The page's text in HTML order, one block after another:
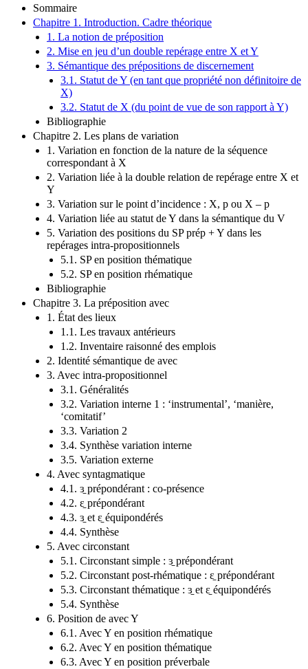
Sommaire
Chapitre 1. Introduction. Cadre théorique
1. La notion de préposition
2. Mise en jeu d’un double repérage entre X et Y
3. Sémantique des prépositions de discernement
3.1. Statut de Y (en tant que propriété non définitoire de
X)
3.2. Statut de X (du point de vue de son rapport à Y)
Bibliographie
Chapitre 2. Les plans de variation
1. Variation en fonction de la nature de la séquence
correspondant à X
2. Variation liée à la double relation de repérage entre X et
Y
3. Variation sur le point d’incidence : X, p ou X – p
4. Variation liée au statut de Y dans la sémantique du V
5. Variation des positions du SP prép + Y dans les
repérages intra-propositionnels
5.1. SP en position thématique
5.2. SP en position rhématique
Bibliographie
Chapitre 3. La préposition avec
1. État des lieux
1.1. Les travaux antérieurs
1.2. Inventaire raisonné des emplois
2. Identité sémantique de avec
3. Avec intra-propositionnel
3.1. Généralités
3.2. Variation interne 1 : ‘instrumental’, ‘manière,
‘comitatif’
3.3. Variation 2
3.4. Synthèse variation interne
3.5. Variation externe
4. Avec syntagmatique
4.1. ɜ̱ prépondérant : co-présence
4.2. ɛ̱ prépondérant
4.3. ɜ̱ et ɛ̱ équipondérés
4.4. Synthèse
5. Avec circonstant
5.1. Circonstant simple : ɜ̱ prépondérant
5.2. Circonstant post-rhématique : ɛ̱ prépondérant
5.3. Circonstant thématique : ɜ̱ et ɛ̱ équipondérés
5.4. Synthèse
6. Position de avec Y
6.1. Avec Y en position rhématique
6.2. Avec Y en position thématique
6.3. Avec Y en position préverbale